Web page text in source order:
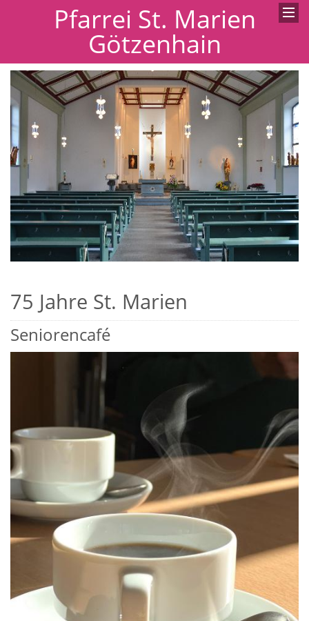
Pfarrei St. Marien
Götzenhain
75 Jahre St. Marien
Seniorencafé